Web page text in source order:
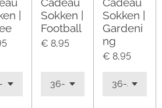
|
Sokken |
Football
€ 8,95
Sokken |
Gardeni
ng
€ 8,95